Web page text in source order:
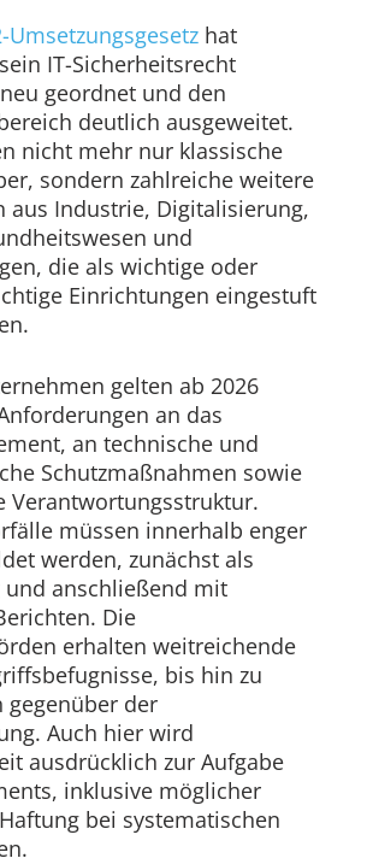
Umsetzungsgesetzhat
IT-Sicherheitsrecht
geordnet und den
deutlich ausgeweitet.
nicht mehr nur klassische
sondern zahlreiche weitere
aus Industrie, Digitalisierung,
und
die als wichtige oder
Einrichtungen eingestuft
gelten ab 2026
an das
an technische und
Schutzmaßnahmen sowie
Verantwortungsstruktur.
müssen innerhalb enger
werden, zunächst als
und anschließend mit
Die
erhalten weitreichende
bis hin zu
gegenüber der
Auch hier wird
ausdrücklich zur Aufgabe
inklusive möglicher
bei systematischen